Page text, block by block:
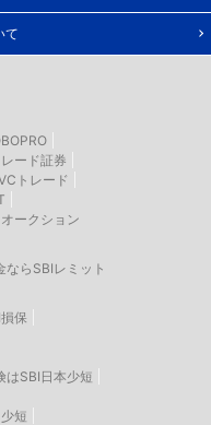
て
ード証券
トレード
ークション
らSBIレミット
保
はSBI日本少短
短